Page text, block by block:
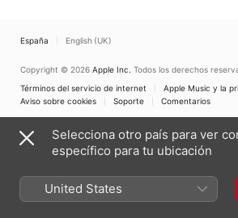
España English (UK)
Copyright © 2026 Apple Inc. Todos los derechos
Términos del servicio de internet
Apple Music y la
Aviso sobre cookies
Soporte Comentarios
Selecciona otro país para ver
específico para tu ubicación
United States